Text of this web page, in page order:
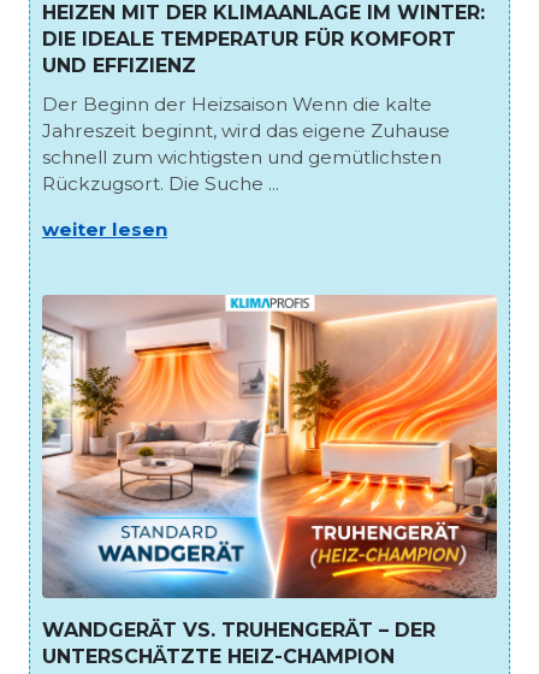
HEIZEN MIT DER KLIMAANLAGE IM WINTER:
DIE IDEALE TEMPERATUR FÜR KOMFORT
UND EFFIZIENZ
Der Beginn der Heizsaison Wenn die kalte
Jahreszeit beginnt, wird das eigene Zuhause
schnell zum wichtigsten und gemütlichsten
Rückzugsort. Die Suche ...
weiter lesen
WANDGERÄT VS. TRUHENGERÄT – DER
UNTERSCHÄTZTE HEIZ-CHAMPION